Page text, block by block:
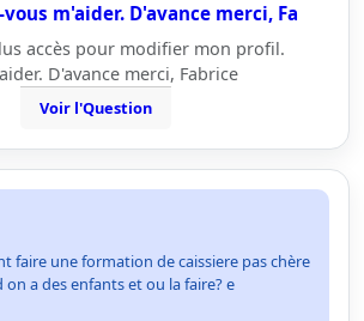
m'aider. D'avance merci, Fa
accès pour modifier mon profil.
D'avance merci, Fabrice
Voir l'Question
faire une formation de caissiere pas chère
on a des enfants et ou la faire? e